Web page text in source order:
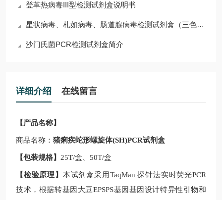
登革热病毒III型检测试剂盒说明书
星状病毒、札如病毒、肠道腺病毒检测试剂盒（三色实时荧光PCR法）使用说明
沙门氏菌PCR检测试剂盒简介
详细介绍 在线留言
【产品名称】
商品名称： 猪痢疾蛇形螺旋体(SH)PCR试剂盒
【包装规格】 25T/盒、 50T/盒
【检验原理】 本试剂盒采用TaqMan探针法实时荧光PCR
技术，根据转基因大豆EPSPS基因 基因设计特异性引物和